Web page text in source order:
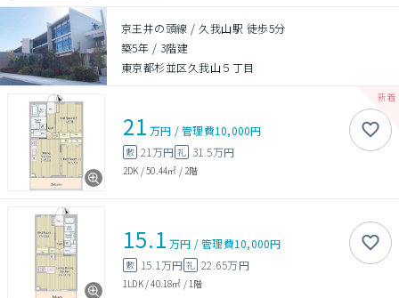
京王井の頭線 / 久我山駅 徒歩5分
築5年 / 3階建
東京都杉並区久我山５丁目
21 万円 /管理費10,000円
敷 21万円 礼 31.5万円
2DK /50.44㎡ / 2階
15.1 万円 /管理費10,000円
敷 15.1万円 礼 22.65万円
1LDK/40.18㎡ / 1階